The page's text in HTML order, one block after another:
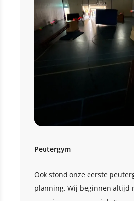
Peutergym
Ook stond onze eerste
planning. Wij beginnen altijd